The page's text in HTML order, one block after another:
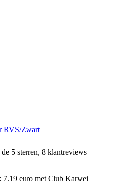
RVS/Zwart
5 sterren, 8 klantreviews
7.19 euro met Club Karwei